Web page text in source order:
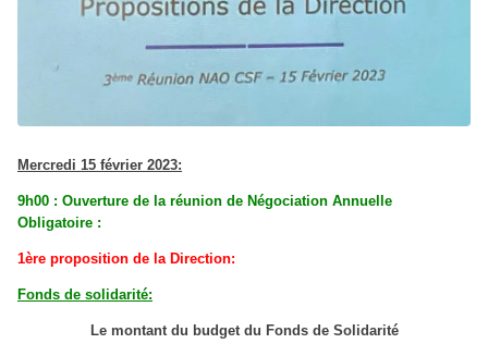
Mercredi 15 février 2023:
9h00 : Ouverture de la réunion de Négociation Annuelle
Obligatoire :
1ère proposition de la Direction:
Fonds de solidarité:
Le montant du budget du Fonds de Solidarité